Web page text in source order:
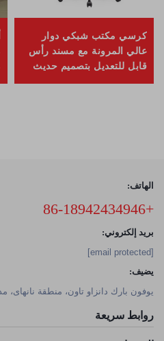
كرسي مكتب شبكي دوار
عالي المرونة مع مسند رأس
قابل للتعديل بتصميم حديث
الهاتف:
+86-18942434946
بريد إلكتروني:
[email protected]
يضيف:
يوفون بارك دانزاو تاون، منطقة نانهاى،
روابط سريعة